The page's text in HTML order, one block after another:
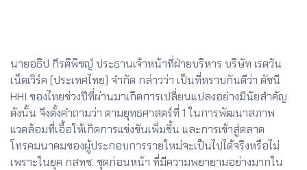
นายอธิป กีรติพิชญ์ ประธานเจ้าหน้าที่ฝ่ายบริหาร บริษัท เรดวัน
เน็ตเวิร์ค (ประเทศไทย) จำกัด กล่าวว่า เป็นที่ทราบกันดีว่า ดัชนี
HHI ของไทยช่วงปีที่ผ่านมาเกิดการเปลี่ยนแปลงอย่างมีนัยสําคัญ
ดังนั้น จึงตั้งคำถามว่า ตามยุทธศาสตร์ที่ 1 ในการพัฒนาสภาพ
แวดล้อมที่เอื้อให้เกิดการแข่งขันเพิ่มขึ้น และการเข้าสู่ตลาด
โทรคมนาคมของผู้ประกอบการรายใหม่จะเป็นไปได้จริงหรือไม่
เพราะในยุค กสทช. ชุดก่อนหน้า ที่มีความพยายามอย่างมากใน